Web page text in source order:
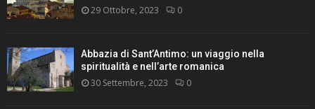
29 Ottobre, 2023 0
Abbazia di Sant’Antimo: un viaggio nella
spiritualità e nell’arte romanica
30 Settembre, 2023 0